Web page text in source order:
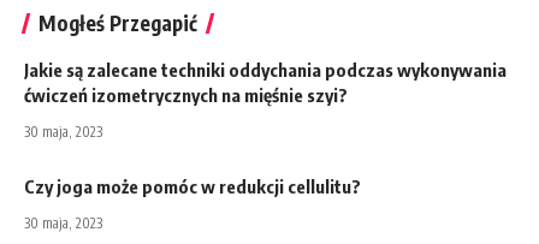
Mogłeś Przegapić
Jakie są zalecane techniki oddychania podczas wykonywania
ćwiczeń izometrycznych na mięśnie szyi?
30 maja, 2023
Czy joga może pomóc w redukcji cellulitu?
30 maja, 2023